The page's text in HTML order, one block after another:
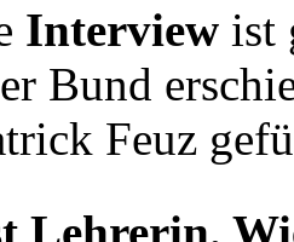
Interview ist
Bund
Feuz
Lehrerin.